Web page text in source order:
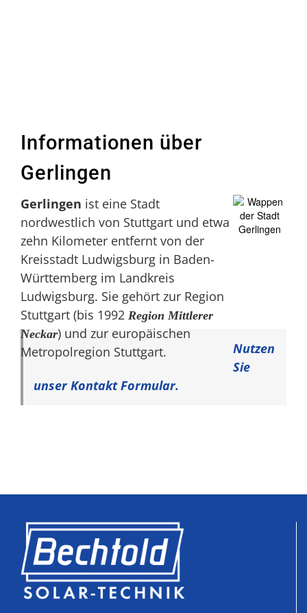
Informationen über
Gerlingen
Gerlingen ist eine Stadt
nordwestlich von Stuttgart und etwa
zehn Kilometer entfernt von der
Kreisstadt Ludwigsburg in Baden-
Württemberg im Landkreis
Ludwigsburg. Sie gehört zur Region
Stuttgart (bis 1992 Region Mittlerer
Neckar) und zur europäischen
Metropolregion Stuttgart.
Nutzen
Sie
unser Kontakt Formular.